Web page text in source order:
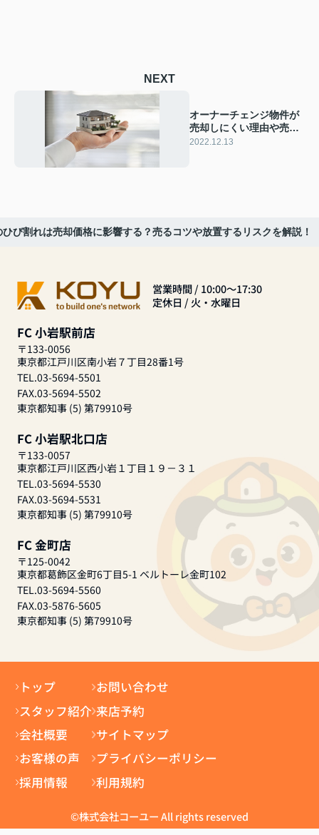
NEXT
オーナーチェンジ物件が
売却しにくい理由や売却
する方法をご紹介
2022.12.13
ひび割れは売却価格に影響する？売るコツや放置するリスクを解説！
営業時間 / 10:00～17:30
定休日 / 火・水曜日
FC 小岩駅前店
〒133-0056
東京都江戸川区南小岩７丁目28番1号
TEL.03-5694-5501
FAX.03-5694-5502
東京都知事 (5) 第79910号
FC 小岩駅北口店
〒133-0057
東京都江戸川区西小岩１丁目１９－３１
TEL.03-5694-5530
FAX.03-5694-5531
東京都知事 (5) 第79910号
FC 金町店
〒125-0042
東京都葛飾区金町6丁目5-1 ベルトーレ金町102
TEL.03-5694-5560
FAX.03-5876-5605
東京都知事 (5) 第79910号
トップ
スタッフ紹介
会社概要
お客様の声
採用情報
お問い合わせ
来店予約
サイトマップ
プライバシーポリシー
利用規約
©株式会社コーユー All rights reserved